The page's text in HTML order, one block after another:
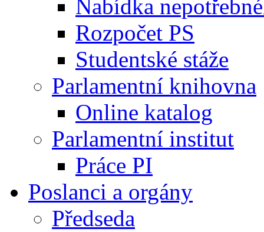
Nabídka
Rozpočet PS
Studentské stáže
Parlamentní knihovna
Online katalog
Parlamentní institut
Práce PI
Poslanci a orgány
Předseda